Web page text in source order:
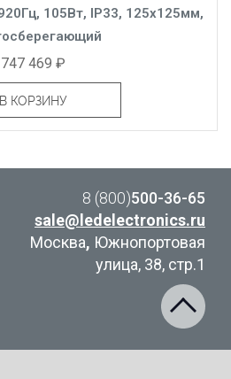
105Вт, IP33, 125x125мм,
747 469 ₽
В КОРЗИНУ
8 (800)500-36-65
sale@ledelectronics.ru
Москва, Южнопортовая
улица, 38, стр.1